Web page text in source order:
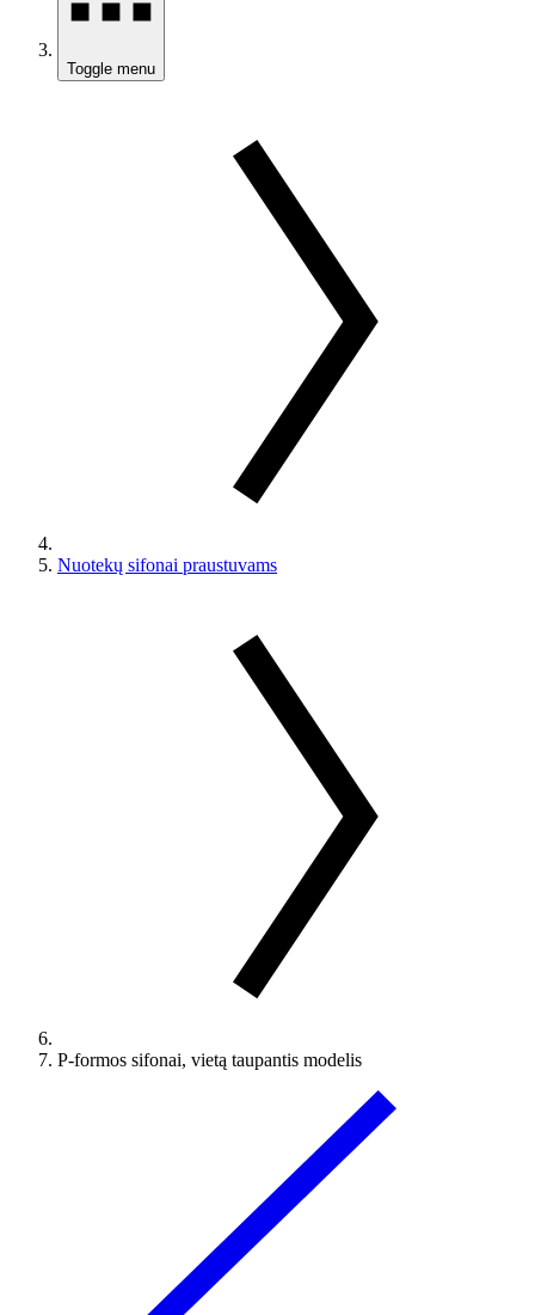
Toggle menu
Nuotekų sifonai praustuvams
P-formos sifonai, vietą taupantis modelis